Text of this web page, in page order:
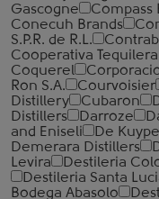
Gascogne
Compass
Conecuh Brands
S.P.R. de R.L.
Cooperativa
Coquerel
Ron S.A.
Courvoisier
Distillery
Cubaron
Distillers
Darroze
and Eniseli
De
Demerara Distillers
Levira
Destileria
Destileria Santa
Bodega Abasolo